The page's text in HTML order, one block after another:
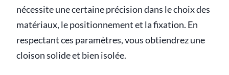
nécessite une certaine précision dans le choix des
matériaux, le positionnement et la fixation. En
respectant ces paramètres, vous obtiendrez une
cloison solide et bien isolée.